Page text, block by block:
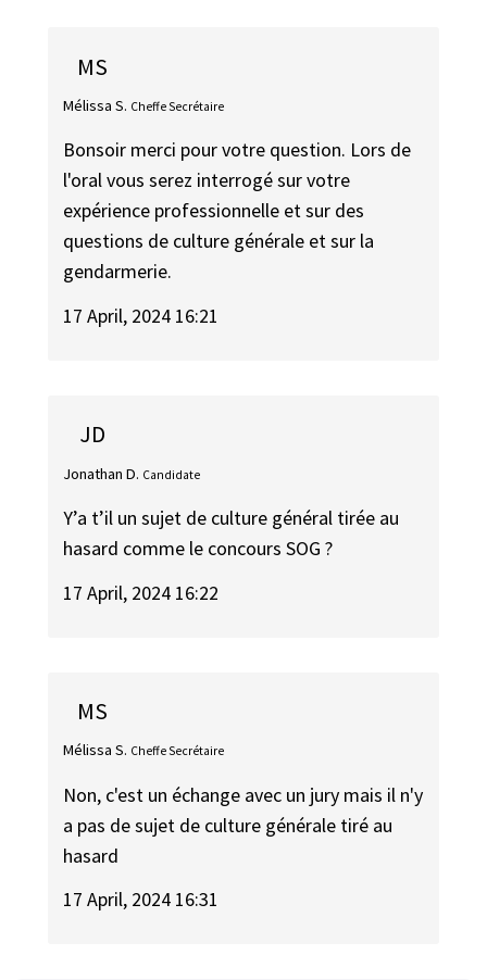
MS
Mélissa S. Cheffe Secrétaire
Bonsoir merci pour votre question. Lors de
l'oral vous serez interrogé sur votre
expérience professionnelle et sur des
questions de culture générale et sur la
gendarmerie.
17 April, 2024 16:21
JD
Jonathan D. Candidate
Y’a t’il un sujet de culture général tirée au
hasard comme le concours SOG ?
17 April, 2024 16:22
MS
Mélissa S. Cheffe Secrétaire
Non, c'est un échange avec un jury mais il n'y
a pas de sujet de culture générale tiré au
hasard
17 April, 2024 16:31